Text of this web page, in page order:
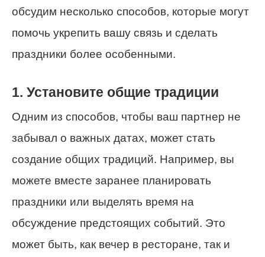
обсудим несколько способов, которые могут
помочь укрепить вашу связь и сделать
праздники более особенными.
1. Установите общие традиции
Одним из способов, чтобы ваш партнер не
забывал о важных датах, может стать
создание общих традиций. Например, вы
можете вместе заранее планировать
праздники или выделять время на
обсуждение предстоящих событий. Это
может быть, как вечер в ресторане, так и